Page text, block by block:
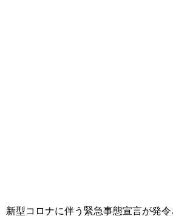
新型コロナに伴う緊急事態宣言が発